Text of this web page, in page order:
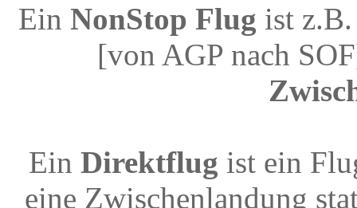
Ein NonStop Flug ist
[von AGP nach
Ein Direktflug ist ein
eine Zwischenlandung